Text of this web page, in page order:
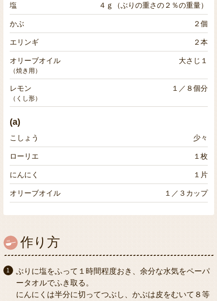
塩 ４ｇ（ぶりの重さの２％の重量）
かぶ ２個
エリンギ ２本
オリーブオイル 大さじ１
（焼き用）
レモン １／８個分
（くし形）
(a)
こしょう 少々
ローリエ １枚
にんにく １片
オリーブオイル １／３カップ
作り方
ぶりに塩をふって１時間程度おき、余分な水気をペーパ
ータオルでふき取る。
にんにくは半分に切ってつぶし、かぶは皮をむいて８等